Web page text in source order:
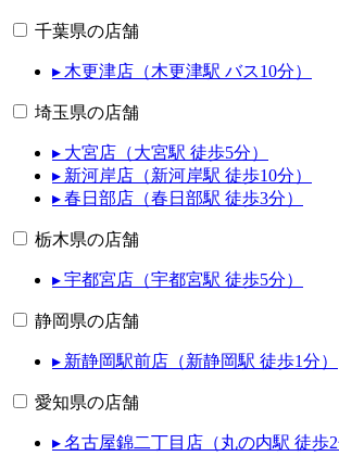
千葉県の店舗
▸ 木更津店（木更津駅 バス10分）
埼玉県の店舗
▸ 大宮店（大宮駅 徒歩5分）
▸ 新河岸店（新河岸駅 徒歩10分）
▸ 春日部店（春日部駅 徒歩3分）
栃木県の店舗
▸ 宇都宮店（宇都宮駅 徒歩5分）
静岡県の店舗
▸ 新静岡駅前店（新静岡駅 徒歩1分）
愛知県の店舗
▸ 名古屋錦二丁目店（丸の内駅 徒歩2